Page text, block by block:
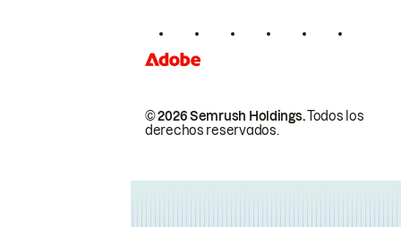
© 2026 Semrush Holdings.Todos los
derechos reservados.